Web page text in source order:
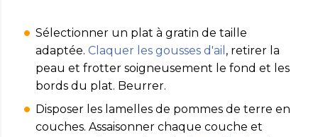
Sélectionner un plat à gratin de taille
adaptée. Claquer les gousses d'ail , retirer la
peau et frotter soigneusement le fond et les
bords du plat. Beurrer.
Disposer les lamelles de pommes de terre en
couches. Assaisonner chaque couche et